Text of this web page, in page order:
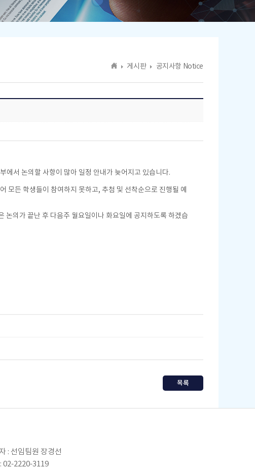
게시판 공지사항 Notice
에서 논의할 사항이 많아 일정 안내가 늦어지고 있습니다.
모든 학생들이 참여하지 못하고, 추첨 및 선착순으로 진행될 예
의가 끝난 후 다음주 월요일이나 화요일에 공지하도록 하겠습
목록
: 선임팀원 장경선
02-2220-3119